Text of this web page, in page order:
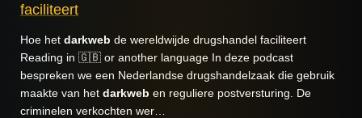
faciliteert
Hoe het darkweb de wereldwijde drugshandel faciliteert
Reading in 🇬🇧 or another language In deze podcast
bespreken we een Nederlandse drugshandelzaak die gebruik
maakte van het darkweb en reguliere postversturing. De
criminelen verkochten wer…